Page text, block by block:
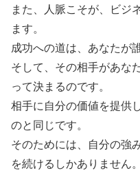
また、人脈こそが、ビジ
ます。
成功への道は、あなたが
そして、その相手があな
って決まるのです。
相手に自分の価値を提供
のと同じです。
そのためには、自分の強
を続けるしかありません。